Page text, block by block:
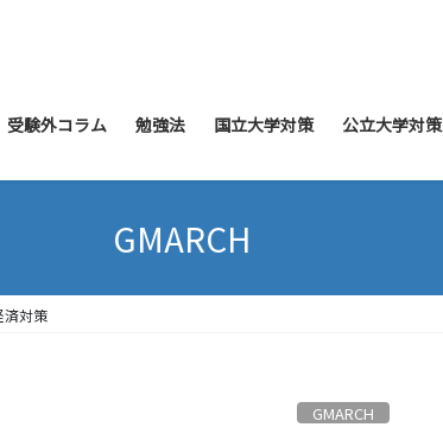
受験外コラム 勉強法 国立大学対策 公立大学対策
GMARCH
済対策
GMARCH